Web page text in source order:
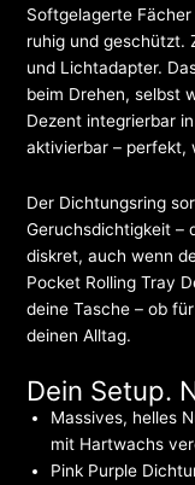
Softgelagerte
ruhig und geschützt.
und Lichtadapter.
beim Drehen, selbst
Dezent integrierbar
aktivierbar – perfekt,
Der Dichtungsring
Geruchsdichtigkeit –
diskret, auch wenn
Pocket Rolling Tray
deine Tasche – ob
deinen Alltag.
Dein Setup.
Massives, helles
mit Hartwachs
Pink Purple